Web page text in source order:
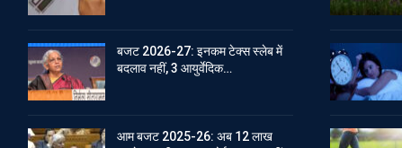
बजट 2026-27: इनकम टेक्स स्लेब में
बदलाव नहीं, 3 आयुर्वेदिक…
आम बजट 2025-26: अब 12 लाख